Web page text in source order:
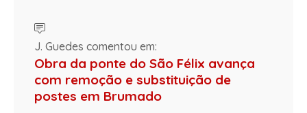
J. Guedes comentou em:
Obra da ponte do São Félix avança
com remoção e substituição de
postes em Brumado